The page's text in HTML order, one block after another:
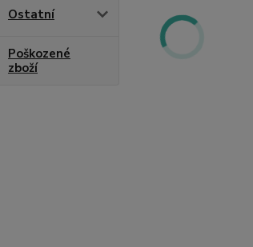
Ostatní
Poškozené
zboží